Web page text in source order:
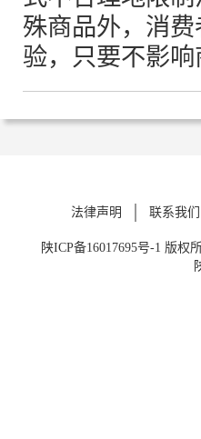
殊商品外，消
验，只要不影
法律声明 联系我们
陕ICP备16017695号-1 版权